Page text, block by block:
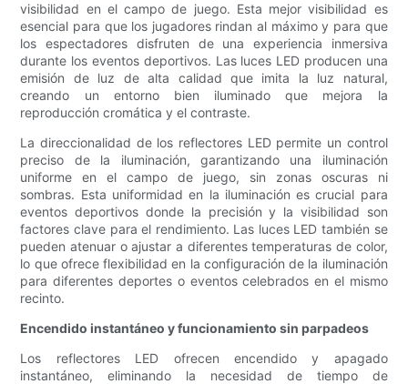
visibilidad en el campo de juego. Esta mejor visibilidad es
esencial para que los jugadores rindan al máximo y para que
los espectadores disfruten de una experiencia inmersiva
durante los eventos deportivos. Las luces LED producen una
emisión de luz de alta calidad que imita la luz natural,
creando un entorno bien iluminado que mejora la
reproducción cromática y el contraste.
La direccionalidad de los reflectores LED permite un control
preciso de la iluminación, garantizando una iluminación
uniforme en el campo de juego, sin zonas oscuras ni
sombras. Esta uniformidad en la iluminación es crucial para
eventos deportivos donde la precisión y la visibilidad son
factores clave para el rendimiento. Las luces LED también se
pueden atenuar o ajustar a diferentes temperaturas de color,
lo que ofrece flexibilidad en la configuración de la iluminación
para diferentes deportes o eventos celebrados en el mismo
recinto.
Encendido instantáneo y funcionamiento sin parpadeos
Los reflectores LED ofrecen encendido y apagado
instantáneo, eliminando la necesidad de tiempo de